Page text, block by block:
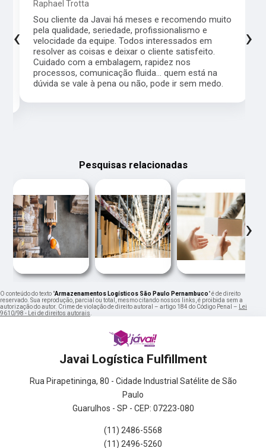
Raphael Trotta
Sou cliente da Javai há meses e recomendo muito
pela qualidade, seriedade, profissionalismo e
velocidade da equipe. Todos interessados em
resolver as coisas e deixar o cliente satisfeito.
Cuidado com a embalagem, rapidez nos
processos, comunicação fluida... quem está na
dúvida se vale à pena ou não, pode ir sem medo.
‹ ›
Pesquisas relacionadas
‹ ›
O conteúdo do texto "Armazenamentos Logísticos São Paulo Pernambuco" é de direito
reservado. Sua reprodução, parcial ou total, mesmo citando nossos links, é proibida sem a
autorização do autor. Crime de violação de direito autoral – artigo 184 do Código Penal –
Lei
9610/98 - Lei de direitos autorais
Javai Logística Fulfillment
Rua Pirapetininga, 80 - Cidade Industrial Satélite de São
Paulo
Guarulhos - SP - CEP: 07223-080
(11) 2486-5568
(11) 2496-5260